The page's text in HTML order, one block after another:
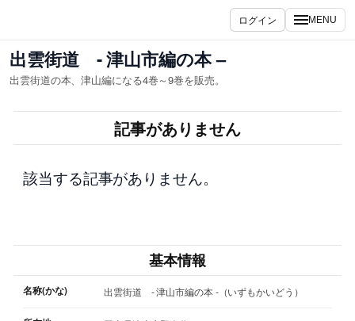
を
ス
キ
ッ
ログイン MENU
出雲街道 - 津山市編の本 –
出雲街道の本、津山編になる4巻～9巻を販売。
記事がありません
該当する記事がありません。
基本情報
名称(かな) 出雲街道 - 津山市編の本 -（いずもかいどう）